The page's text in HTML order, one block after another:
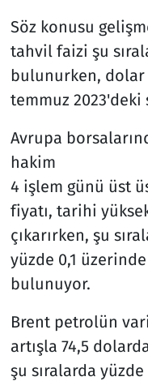
Söz konusu
tahvil faizi şu
bulunurken, dolar
temmuz 2023'deki
Avrupa
hakim
4 işlem günü üst
fiyatı, tarihi
çıkarırken, şu
yüzde 0,1
bulunuyor.
Brent petrolün
artışla 74,5
şu sıralarda